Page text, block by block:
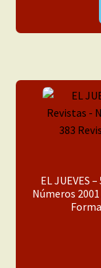
EL JUEVES
Números 2001